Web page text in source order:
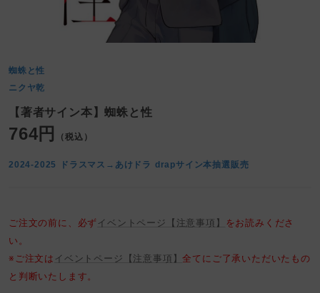
蜘蛛と性
ニクヤ乾
【著者サイン本】蜘蛛と性
764円 （税込）
2024-2025 ドラスマス→あけドラ drapサイン本抽選販売
ご注文の前に、必ず イベントページ【注意事項】
をお読みくださ
い。
※ご注文は イベントページ【注意事項】全てにご了承いただいたもの
と判断いたします。